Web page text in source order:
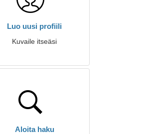
Luo uusi profiili
Kuvaile itseäsi
Aloita haku